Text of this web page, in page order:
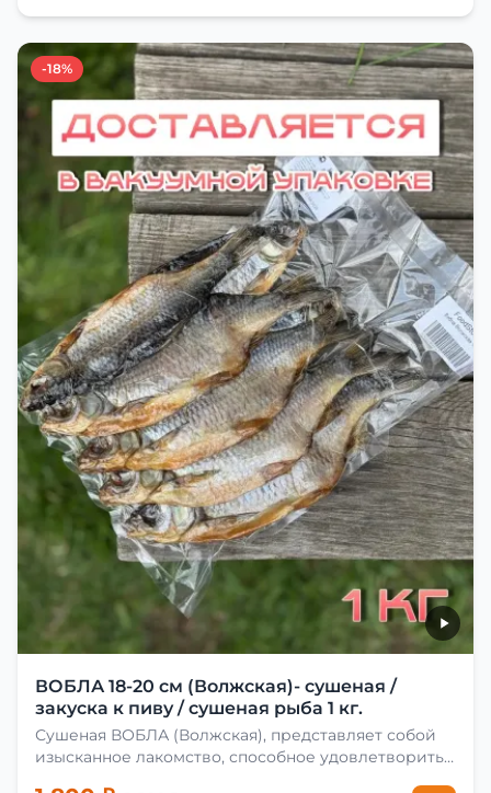
-18%
ВОБЛА 18-20 см (Волжская)- сушеная /
закуска к пиву / сушеная рыба 1 кг.
Сушеная ВОБЛА (Волжская), представляет собой
изысканное лакомство, способное удовлетворить